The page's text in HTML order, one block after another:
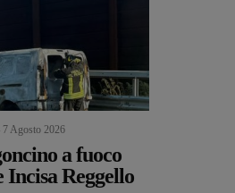
7 Agosto 2026
a fuoco
Incisa Reggello